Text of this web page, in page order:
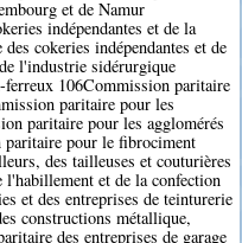
et de Namur
indépendantes et de la
cokeries indépendantes et de
l'industrie sidérurgique
106Commission paritaire
paritaire pour les
paritaire pour les agglomérés
paritaire pour le fibrociment
des tailleuses et couturières
et de la confection
et des entreprises de teinturerie
constructions métallique,
des entreprises de garage